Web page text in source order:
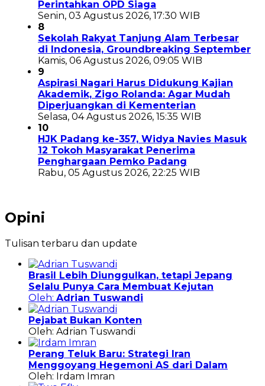
Perintahkan OPD Siaga
Senin, 03 Agustus 2026, 17:30 WIB
8
Sekolah Rakyat Tanjung Alam Terbesar
di Indonesia, Groundbreaking September
Kamis, 06 Agustus 2026, 09:05 WIB
9
Aspirasi Nagari Harus Didukung Kajian
Akademik, Zigo Rolanda: Agar Mudah
Diperjuangkan di Kementerian
Selasa, 04 Agustus 2026, 15:35 WIB
10
HJK Padang ke-357, Widya Navies Masuk
12 Tokoh Masyarakat Penerima
Penghargaan Pemko Padang
Rabu, 05 Agustus 2026, 22:25 WIB
Opini
Tulisan terbaru dan update
Brasil Lebih Diunggulkan, tetapi Jepang
Selalu Punya Cara Membuat Kejutan
Oleh: Adrian Tuswandi
Pejabat Bukan Konten
Oleh: Adrian Tuswandi
Perang Teluk Baru: Strategi Iran
Menggoyang Hegemoni AS dari Dalam
Oleh: Irdam Imran